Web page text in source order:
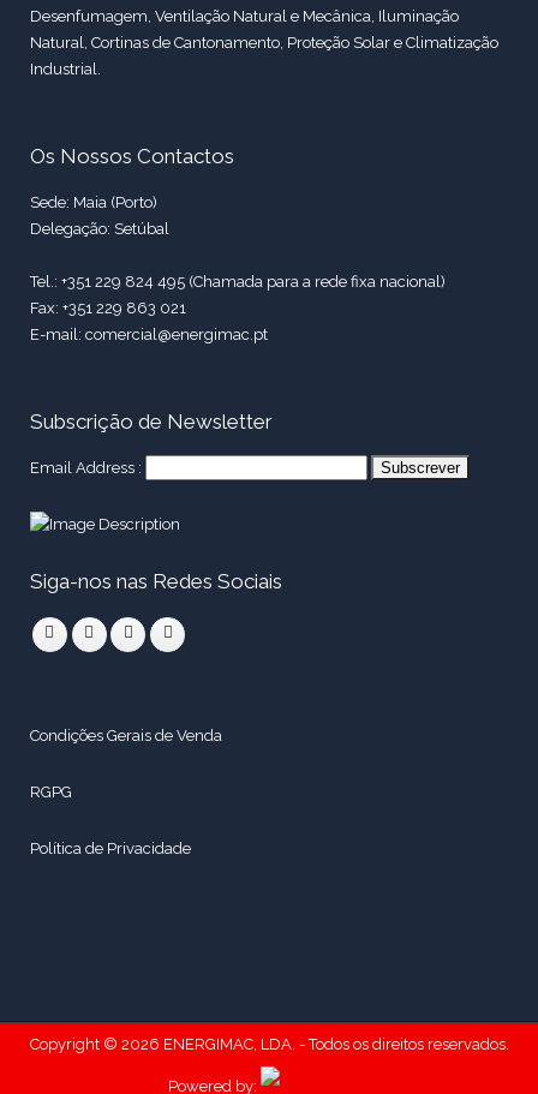
Desenfumagem, Ventilação Natural e Mecânica, Iluminação
Natural, Cortinas de Cantonamento, Proteção Solar e Climatização
Industrial.
Os Nossos Contactos
Sede: Maia (Porto)
Delegação: Setúbal
Tel.: +351 229 824 495 (Chamada para a rede fixa nacional)
Fax: +351 229 863 021
E-mail: comercial@energimac.pt
Subscrição de Newsletter
Email Address :
Siga-nos nas Redes Sociais
Condições Gerais de Venda
RGPG
Política de Privacidade
Copyright © 2026 ENERGIMAC, LDA. - Todos os direitos reservados.
Powered by: